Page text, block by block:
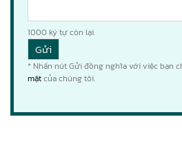
1000 ký tự còn lại.
* Nhấn nút Gửi đồng nghĩa với việc bạn
mậtcủa chúng tôi.